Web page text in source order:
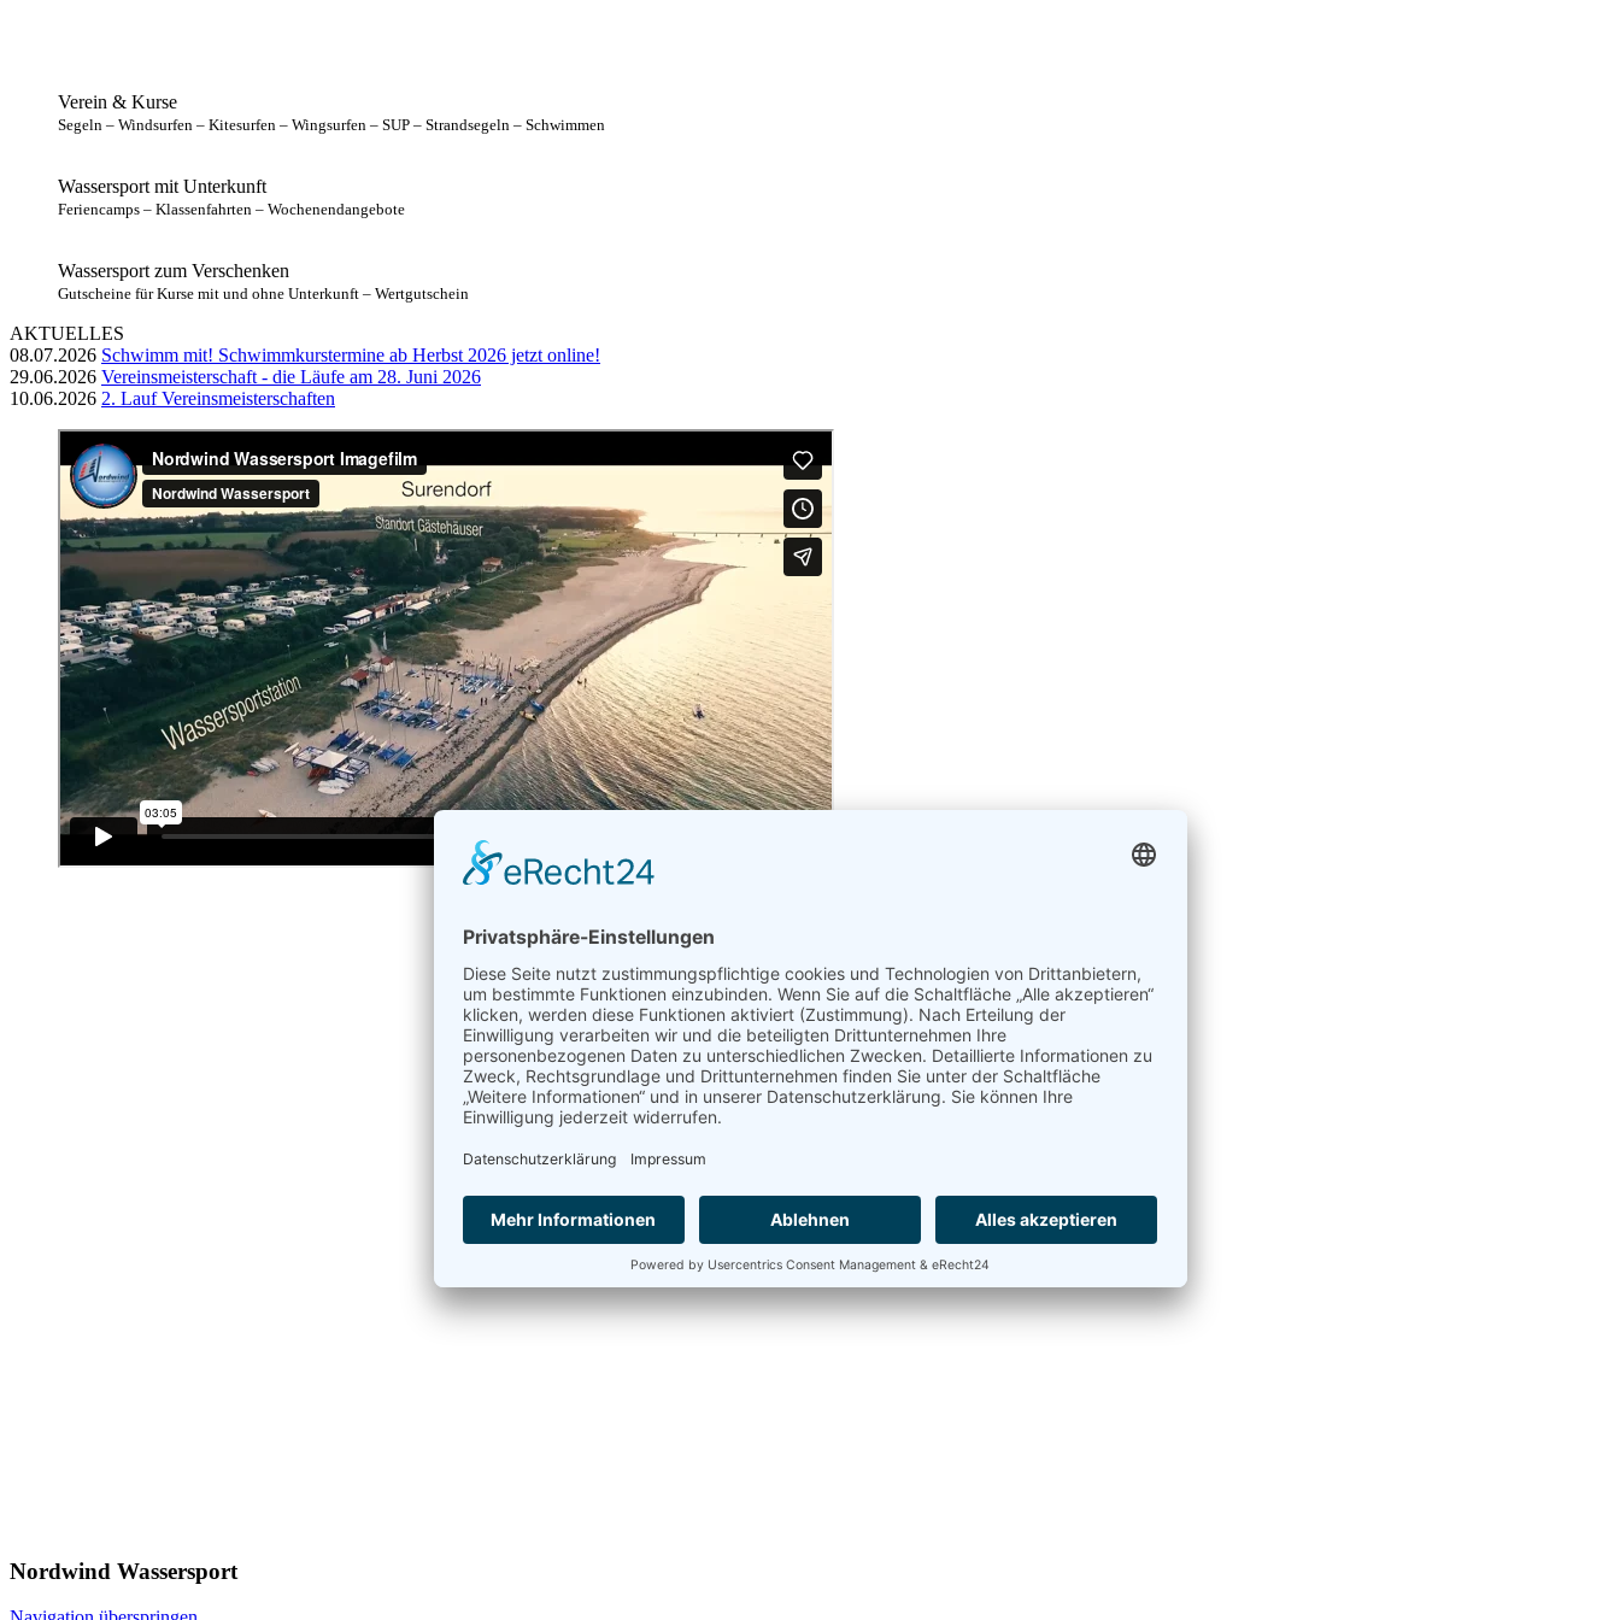
Verein & Kurse
Segeln – Windsurfen – Kitesurfen – Wingsurfen – SUP – Strandsegeln – Schwimmen
Wassersport mit Unterkunft
Feriencamps – Klassenfahrten – Wochenendangebote
Wassersport zum Verschenken
Gutscheine für Kurse mit und ohne Unterkunft – Wertgutschein
AKTUELLES
08.07.2026 Schwimm mit! Schwimmkurstermine ab Herbst 2026 jetzt online!
29.06.2026 Vereinsmeisterschaft - die Läufe am 28. Juni 2026
10.06.2026 2. Lauf Vereinsmeisterschaften
Nordwind Wassersport